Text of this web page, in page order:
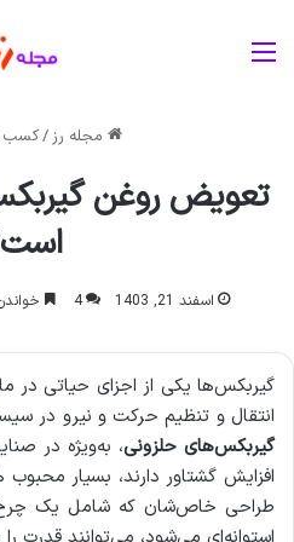
مجله رز/کسب
تعویض روغن
اسفند 21, 1403 4 خواندن این
گیربکس‌ها یکی از اجزای حیاتی در
انتقال و تنظیم حرکت و نیرو در
گیربکس‌های حلزونی، به‌ویژه در
افزایش گشتاور دارند، بسیار
طراحی خاص‌شان که شامل یک